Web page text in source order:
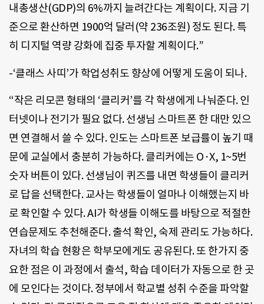
내총생산(GDP)의 6%까지 늘려간다는 계획이다. 지금 기
준으로 환산하면 1900억 달러(약 236조원) 정도 된다. 특
히 디지털 역량 강화에 집중 투자할 계획이다.”
-‘클래스 사띠’가 학업성취도 향상에 어떻게 도움이 되나.
“작은 리모콘 형태의 ‘클리커’를 각 학생에게 나눠준다. 인
터넷이나 전기가 필요 없다. 선생님 스마트폰 한 대만 있으
면 연결해서 쓸 수 있다. 인도는 스마트폰 보급률이 높기 때
문에 교실에서 충분히 가능하다. 클리커에는 O·X, 1~5번
숫자 버튼이 있다. 선생님이 퀴즈를 내면 학생들이 클리커
로 답을 선택한다. 교사는 학생들이 얼마나 이해했는지 바
로 확인할 수 있다. AI가 학생들 이해도를 바탕으로 적절한
연습문제도 추천해준다. 출석 확인, 숙제 관리도 가능하다.
자녀의 학습 현황은 학부모에게도 공유된다. 또 한가지 중
요한 점은 이 과정에서 출석, 학습 데이터가 자동으로 한 곳
에 모인다는 것이다. 정부에서 학교별 성취 수준을 파악할